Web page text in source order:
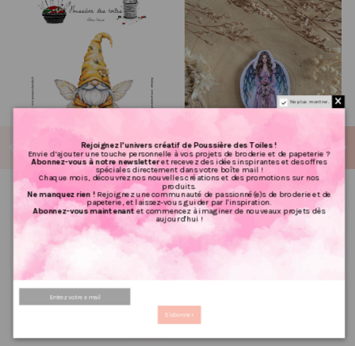
Grille point de croix : Gnome
PDF
8,40 €
6.72 €
PRIX VIP👑
Poussière à aiguilles : Fée
2,50 €
2.00 €
PRIX VIP👑
Ne plus montrer.
Rejoignez l’univers créatif de Poussière des Toiles !
Envie d’ajouter une touche personnelle à vos projets de broderie et de papeterie ?
Abonnez-vous à notre newsletteret recevez des idées inspirantes et des offres
spéciales directement dans votre boîte mail !
Chaque mois, découvrez nos nouvelles créations et des promotions sur nos
produits.
Ne manquez rien !Rejoignez une communauté de passionné(e)s de broderie et de
papeterie, et laissez-vous guider par l'inspiration.
Abonnez-vous maintenantet commencez à imaginer de nouveaux projets dès
aujourd'hui !
S'abonner